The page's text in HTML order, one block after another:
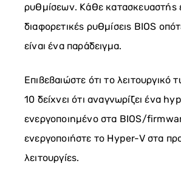
ρυθμίσεων. Κάθε κατασκευαστής
διαφορετικές ρυθμίσεις BIOS
είναι ένα παράδειγμα.
Επιβεβαιώστε ότι το λειτουργικό
10 δείχνει ότι αναγνωρίζει ένα
ενεργοποιημένο στα BIOS/
ενεργοποιήστε το Hyper-V στα
λειτουργίες.